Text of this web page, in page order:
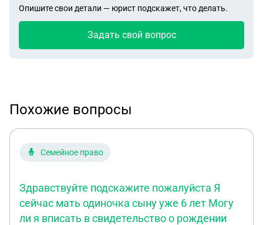
Опишите свои детали — юрист подскажет, что делать.
Задать свой вопрос
Похожие вопросы
Семейное право
Здравствуйте подскажите пожалуйста Я
сейчас мать одиночка сыну уже 6 лет Могу
ли я вписать в свидетельство о рождении